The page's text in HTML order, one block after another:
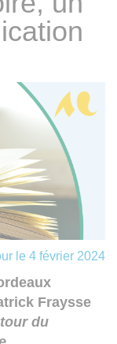
le 4 février 2024
Fraysse
du